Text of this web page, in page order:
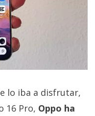
lo iba a disfrutar,
16 Pro, Oppo ha